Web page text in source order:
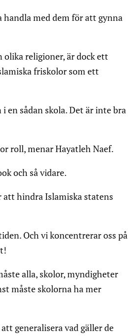
med dem för att gynna
religioner, är dock ett
friskolor som ett
en sådan skola. Det är inte bra
roll, menar Hayatleh Naef.
och så vidare.
att hindra Islamiska statens
Och vi koncentrerar oss på
alla, skolor, myndigheter
måste skolorna ha mer
generalisera vad gäller de